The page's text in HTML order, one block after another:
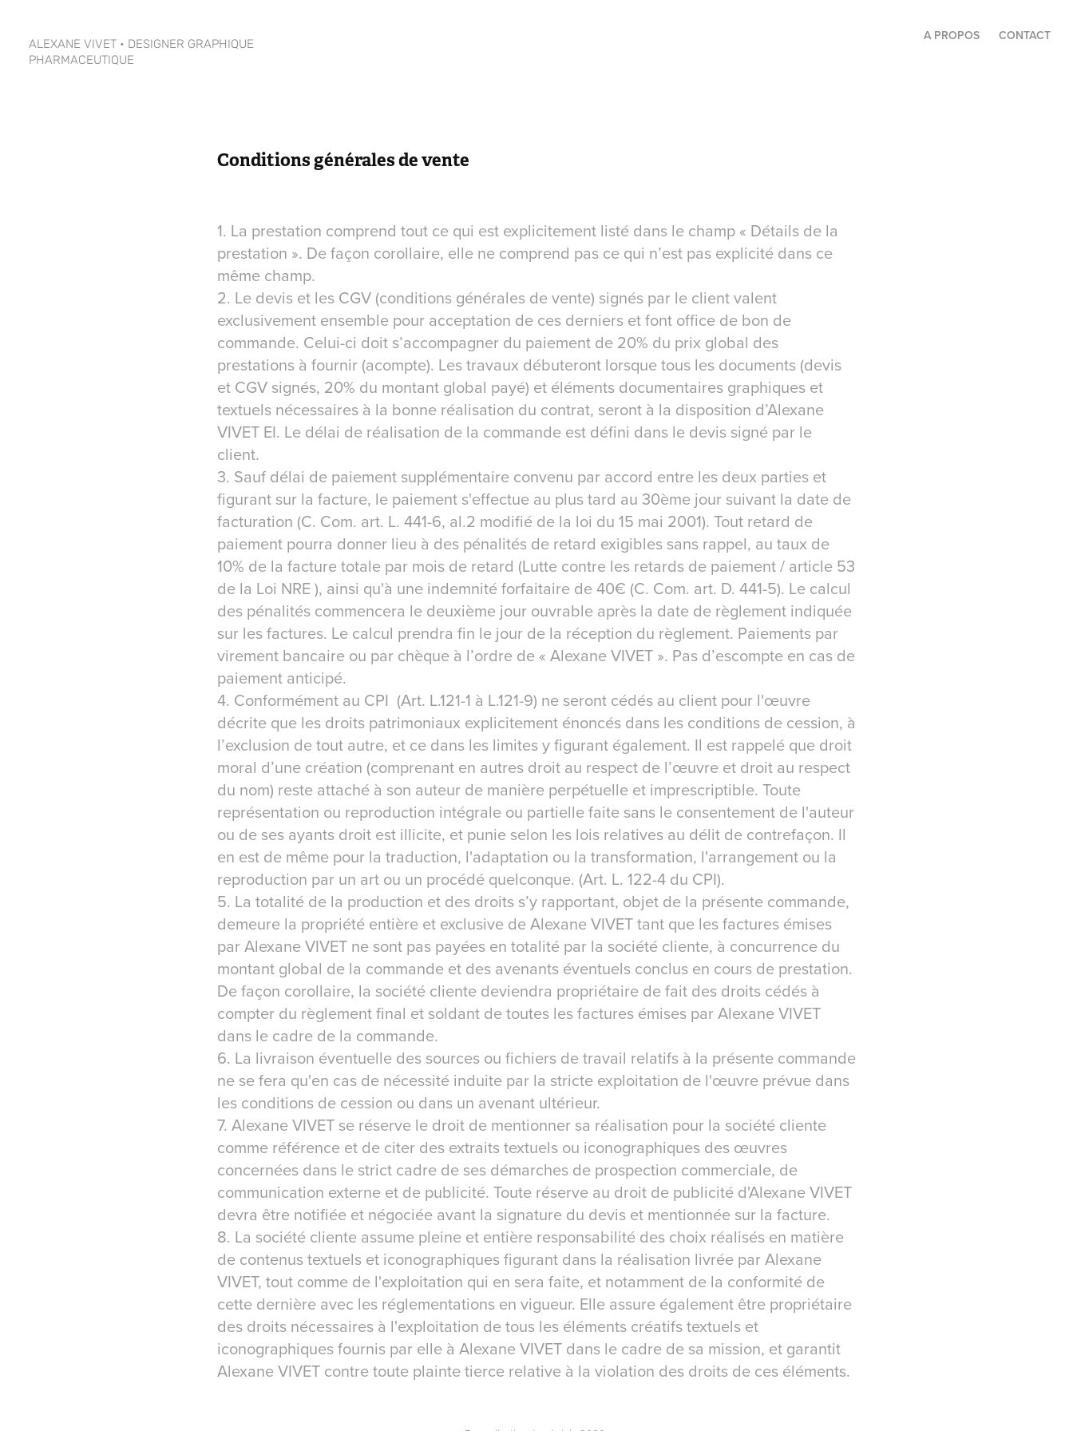
ALEXANE VIVET • DESIGNER GRAPHIQUE
PHARMACEUTIQUE
A PROPOS CONTACT
Conditions générales de vente
1. La prestation comprend tout ce qui est explicitement listé dans le champ « Détails de la
prestation ». De façon corollaire, elle ne comprend pas ce qui n’est pas explicité dans ce
même champ.
2. Le devis et les CGV (conditions générales de vente) signés par le client valent
exclusivement ensemble pour acceptation de ces derniers et font office de bon de
commande. Celui-ci doit s’accompagner du paiement de 20% du prix global des
prestations à fournir (acompte). Les travaux débuteront lorsque tous les documents (devis
et CGV signés, 20% du montant global payé) et éléments documentaires graphiques et
textuels nécessaires à la bonne réalisation du contrat, seront à la disposition d’Alexane
VIVET EI. Le délai de réalisation de la commande est défini dans le devis signé par le
client.
3. Sauf délai de paiement supplémentaire convenu par accord entre les deux parties et
figurant sur la facture, le paiement s'effectue au plus tard au 30ème jour suivant la date de
facturation (C. Com. art. L. 441-6, al.2 modifié de la loi du 15 mai 2001). Tout retard de
paiement pourra donner lieu à des pénalités de retard exigibles sans rappel, au taux de
10% de la facture totale par mois de retard (Lutte contre les retards de paiement / article 53
de la Loi NRE ), ainsi qu'à une indemnité forfaitaire de 40€ (C. Com. art. D. 441-5). Le calcul
des pénalités commencera le deuxième jour ouvrable après la date de règlement indiquée
sur les factures. Le calcul prendra fin le jour de la réception du règlement. Paiements par
virement bancaire ou par chèque à l’ordre de « Alexane VIVET ». Pas d’escompte en cas de
paiement anticipé.
4. Conformément au CPI (Art. L.121-1 à L.121-9) ne seront cédés au client pour l'œuvre
décrite que les droits patrimoniaux explicitement énoncés dans les conditions de cession, à
l’exclusion de tout autre, et ce dans les limites y figurant également. Il est rappelé que droit
moral d’une création (comprenant en autres droit au respect de l’œuvre et droit au respect
du nom) reste attaché à son auteur de manière perpétuelle et imprescriptible. Toute
représentation ou reproduction intégrale ou partielle faite sans le consentement de l'auteur
ou de ses ayants droit est illicite, et punie selon les lois relatives au délit de contrefaçon. Il
en est de même pour la traduction, l'adaptation ou la transformation, l'arrangement ou la
reproduction par un art ou un procédé quelconque. (Art. L. 122-4 du CPI).
5. La totalité de la production et des droits s’y rapportant, objet de la présente commande,
demeure la propriété entière et exclusive de Alexane VIVET tant que les factures émises
par Alexane VIVET ne sont pas payées en totalité par la société cliente, à concurrence du
montant global de la commande et des avenants éventuels conclus en cours de prestation.
De façon corollaire, la société cliente deviendra propriétaire de fait des droits cédés à
compter du règlement final et soldant de toutes les factures émises par Alexane VIVET
dans le cadre de la commande.
6. La livraison éventuelle des sources ou fichiers de travail relatifs à la présente commande
ne se fera qu'en cas de nécessité induite par la stricte exploitation de l'œuvre prévue dans
les conditions de cession ou dans un avenant ultérieur.
7. Alexane VIVET se réserve le droit de mentionner sa réalisation pour la société cliente
comme référence et de citer des extraits textuels ou iconographiques des œuvres
concernées dans le strict cadre de ses démarches de prospection commerciale, de
communication externe et de publicité. Toute réserve au droit de publicité d'Alexane VIVET
devra être notifiée et négociée avant la signature du devis et mentionnée sur la facture.
8. La société cliente assume pleine et entière responsabilité des choix réalisés en matière
de contenus textuels et iconographiques figurant dans la réalisation livrée par Alexane
VIVET, tout comme de l'exploitation qui en sera faite, et notamment de la conformité de
cette dernière avec les réglementations en vigueur. Elle assure également être propriétaire
des droits nécessaires à l'exploitation de tous les éléments créatifs textuels et
iconographiques fournis par elle à Alexane VIVET dans le cadre de sa mission, et garantit
Alexane VIVET contre toute plainte tierce relative à la violation des droits de ces éléments.